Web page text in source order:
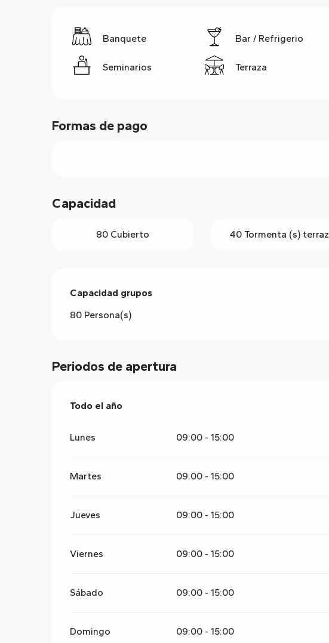
Banquete Bar / Refrigerio
Seminarios
Terraza
Formas de pago
Capacidad
80 Cubierto 40 Tormenta (s)
Capacidad grupos
Capacidad grupos
80 Persona(s)
Periodos de apertura
Todo el año
Todo el año
Lunes 09:00 - 15:00
Martes 09:00 - 15:00
Jueves 09:00 - 15:00
Viernes 09:00 - 15:00
Sábado 09:00 - 15:00
Domingo 09:00 - 15:00